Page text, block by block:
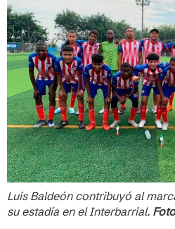
Luis Baldeón contribuyó al
su estadía en el Interbarrial.